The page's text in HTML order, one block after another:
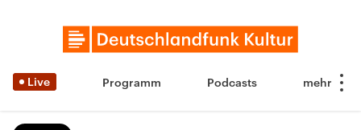
Live Programm Podcasts